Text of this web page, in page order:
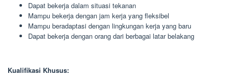
Dapat bekerja dalam situasi tekanan
Mampu bekerja dengan jam kerja yang fleksibel
Mampu beradaptasi dengan lingkungan kerja yang baru
Dapat bekerja dengan orang dari berbagai latar belakang
Kualifikasi Khusus: